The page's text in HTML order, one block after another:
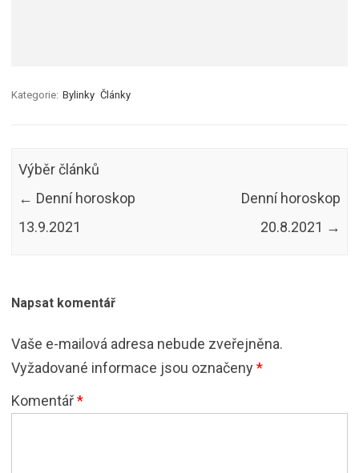
Kategorie: Bylinky Články
Výběr článků
← Denní horoskop
13.9.2021
Denní horoskop
20.8.2021 →
Napsat komentář
Vaše e-mailová adresa nebude zveřejněna.
Vyžadované informace jsou označeny*
Komentář*